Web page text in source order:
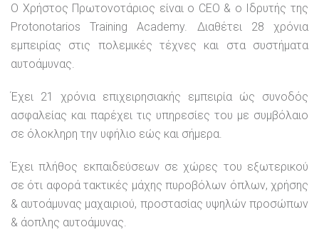
Ο Χρήστος Πρωτονοτάριος είναι ο CEO & ο Ιδρυτής της
Protonotarios Training Academy. Διαθέτει 28 χρόνια
εμπειρίας στις πολεμικές τέχνες και στα συστήματα
αυτοάμυνας.
Έχει 21 χρόνια επιχειρησιακής εμπειρία ώς συνοδός
ασφαλείας και παρέχει τις υπηρεσίες του με συμβόλαιο
σε όλοκληρη την υφήλιο εώς και σήμερα.
Έχει πλήθος εκπαιδεύσεων σε χώρες του εξωτερικού
σε ότι αφορά τακτικές μάχης πυροβόλων όπλων, χρήσης
& αυτοάμυνας μαχαιριού, προστασίας υψηλών προσώπων
& άοπλης αυτοάμυνας.